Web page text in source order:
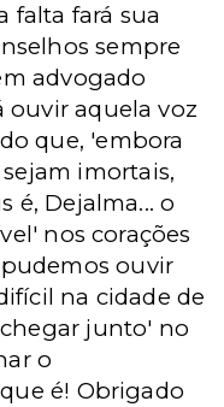
falta fará sua
sempre
advogado
ouvir aquela voz
que, 'embora
imortais,
é, Dejalma... o
nos corações
ouvir
na cidade de
junto' no
o
é! Obrigado